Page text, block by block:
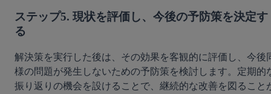
ステップ5. 現状を評価し、今後の予防策を決定す
る
解決策を実行した後は、その効果を客観的に評価し、今後
様の問題が発生しないための予防策を検討します。定期的
振り返りの機会を設けることで、継続的な改善を図ること